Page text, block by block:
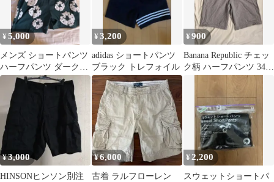
¥5,000
メンズ ショートパンツ
ハーフパンツ ダークグ
リーン
¥3,200
adidas ショートパンツ
ブラック トレフォイル
¥900
Banana Republic チェッ
ク柄 ハーフパンツ 34イ
¥3,000
HINSONヒンソン別注
¥6,000
古着 ラルフローレン
¥ 2,200
スウェットショートパ